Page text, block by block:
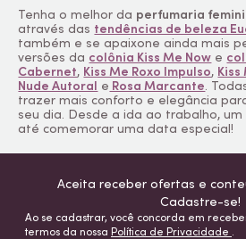
Tenha o melhor da perfumaria
através das tendências de beleza
também e se apaixone ainda mais
versões da colônia Kiss Me Now e
Cabernet, Kiss Me Roxo Impulso, Kiss
Nude Autoral e Rosa Marcante.
trazer mais conforto e elegância
seu dia. Desde a ida ao trabalho,
até comemorar uma data especial!
Aceita receber ofertas e
Cadastre-se!
Ao se cadastrar, você concorda em
termos da nossa Política de Privacidade .